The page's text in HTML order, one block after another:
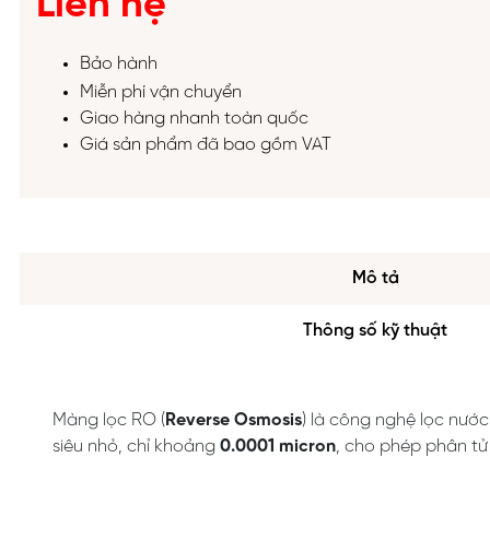
Bảo hành
Miễn phí vận chuyển
Giao hàng nhanh toàn quốc
Giá sản phẩm đã bao gồm VAT
Mô tả
Thông số kỹ thuật
Màng lọc RO ( Reverse Osmosis) là công nghệ lọc
siêu nhỏ, chỉ khoảng 0.0001 micron, cho phép phân